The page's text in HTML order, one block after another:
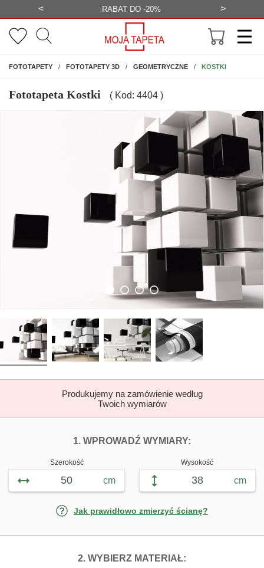
< BEZPŁATNA WIZUALIZACJA >
FOTOTAPETYNA ŚCIANĘ
FOTOTAPETY 3D GEOMETRYCZNE KOSTKI
Fototapeta Kostki ( Kod: 4404 )
Produkujemy na zamówienie według
Twoich wymiarów
1. WPROWADŹ WYMIARY:
Szerokość
cm
Wysokość
cm
Jak prawidłowo zmierzyć ścianę?
2. WYBIERZ MATERIAŁ: